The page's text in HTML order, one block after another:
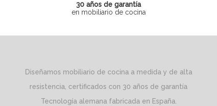
30 años de garantía
en mobiliario de cocina
Diseñamos mobiliario de cocina a medida y de alta
resistencia, certificados con 30 años de garantía
Tecnología alemana fabricada en España.